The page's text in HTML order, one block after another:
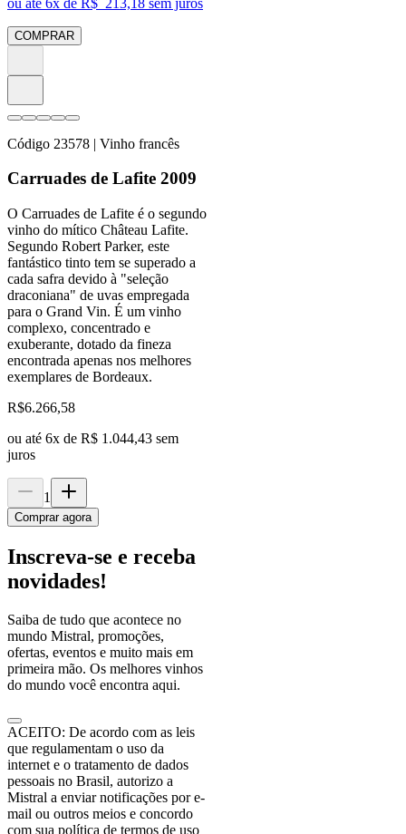
COMPRAR
Código 23578 | Vinho francês
Carruades de Lafite 2009
O Carruades de Lafite é o segundo
vinho do mítico Château Lafite.
Segundo Robert Parker, este
fantástico tinto tem se superado a
cada safra devido à "seleção
draconiana" de uvas empregada
para o Grand Vin. É um vinho
complexo, concentrado e
exuberante, dotado da fineza
encontrada apenas nos melhores
exemplares de Bordeaux.
R$6.266,58
ou até 6x de R$ 1.044,43 sem
juros
1
Comprar agora
Inscreva-se e receba
novidades!
Saiba de tudo que acontece no
mundo Mistral, promoções,
ofertas, eventos e muito mais em
primeira mão. Os melhores vinhos
do mundo você encontra aqui.
ACEITO: De acordo com as leis
que regulamentam o uso da
internet e o tratamento de dados
pessoais no Brasil, autorizo a
Mistral a enviar notificações por e-
mail ou outros meios e concordo
com sua política de termos de uso